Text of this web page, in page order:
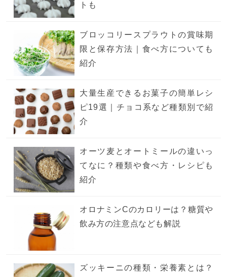
トも
ブロッコリースプラウトの賞味期
限と保存方法｜食べ方についても
紹介
大量生産できるお菓子の簡単レシ
ピ19選｜チョコ系など種類別で紹
介
オーツ麦とオートミールの違いっ
てなに？種類や食べ方・レシピも
紹介
オロナミンCのカロリーは？糖質や
飲み方の注意点なども解説
ズッキーニの種類・栄養素とは？